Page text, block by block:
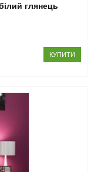
глянець
КУПИТИ